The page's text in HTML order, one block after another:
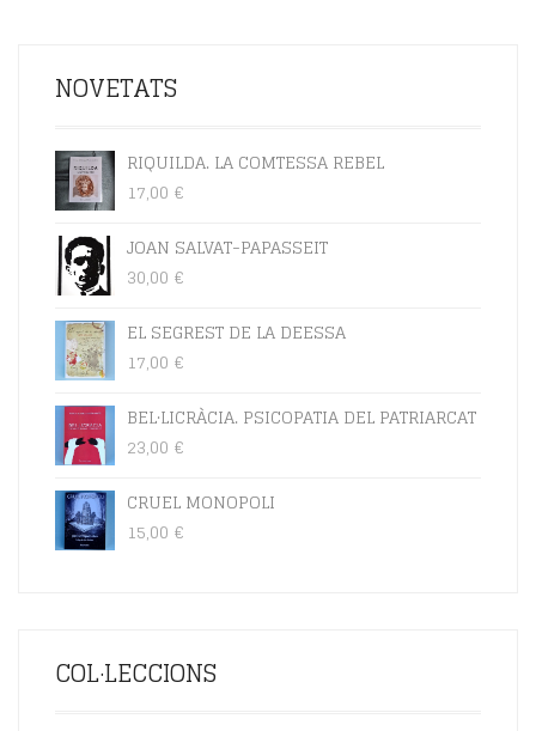
NOVETATS
RIQUILDA. LA COMTESSA REBEL
17,00 €
JOAN SALVAT-PAPASSEIT
30,00 €
EL SEGREST DE LA DEESSA
17,00 €
BEL·LICRÀCIA. PSICOPATIA DEL PATRIARCAT
23,00 €
CRUEL MONOPOLI
15,00 €
COL·LECCIONS